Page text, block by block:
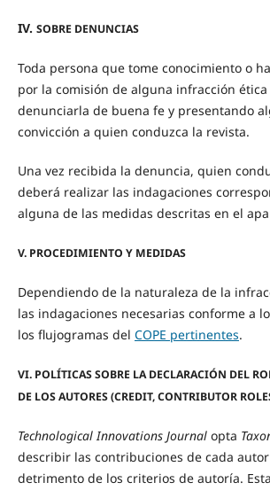
IV. SOBRE DENUNCIAS
Toda persona que tome conocimiento o
por la comisión de alguna infracción
denunciarla de buena fe y presentando
convicción a quien conduzca la revista.
Una vez recibida la denuncia, quien
deberá realizar las indagaciones
alguna de las medidas descritas en el
V. PROCEDIMIENTO Y MEDIDAS
Dependiendo de la naturaleza de la
las indagaciones necesarias conforme a
los flujogramas del COPE pertinentes.
VI. POLÍTICAS SOBRE LA DECLARACIÓN DEL
DE LOS AUTORES (CREDIT, CONTRIBUTOR
Technological Innovations Journalopta
describir las contribuciones de cada
detrimento de los criterios de autoría.